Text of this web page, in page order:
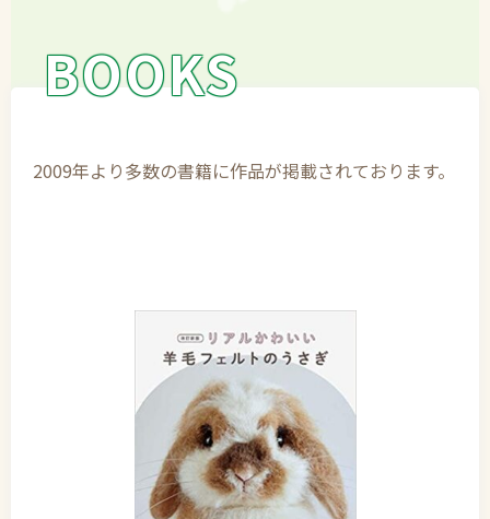
BOOKS
2009年より多数の書籍に作品が掲載されております。